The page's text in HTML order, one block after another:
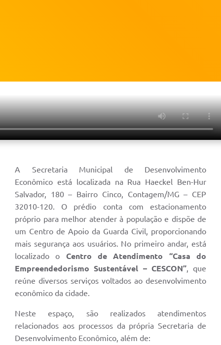
A Secretaria Municipal de Desenvolvimento
Econômico está localizada na Rua Haeckel Ben-Hur
Salvador, 180 – Bairro Cinco, Contagem/MG – CEP
32010-120. O prédio conta com estacionamento
próprio para melhor atender à população e dispõe de
um Centro de Apoio da Guarda Civil, proporcionando
mais segurança aos usuários. No primeiro andar, está
localizado o Centro de Atendimento “Casa do
Empreendedorismo Sustentável – CESCON”, que
reúne diversos serviços voltados ao desenvolvimento
econômico da cidade.
Neste espaço, são realizados atendimentos
relacionados aos processos da própria Secretaria de
Desenvolvimento Econômico, além de: